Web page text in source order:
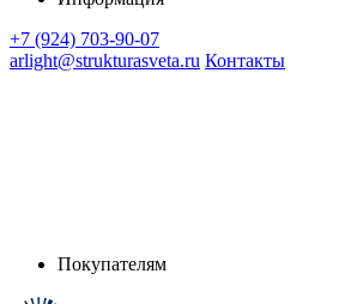
+7 (924) 703-90-07
arlight@strukturasveta.ru Контакты
Покупателям